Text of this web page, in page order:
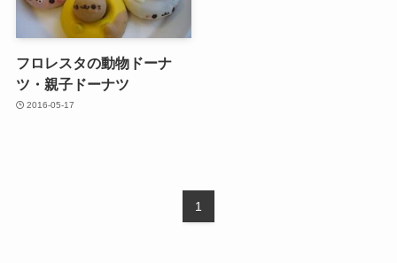
フロレスタの動物ドーナ
ツ・親子ドーナツ
2016-05-17
1